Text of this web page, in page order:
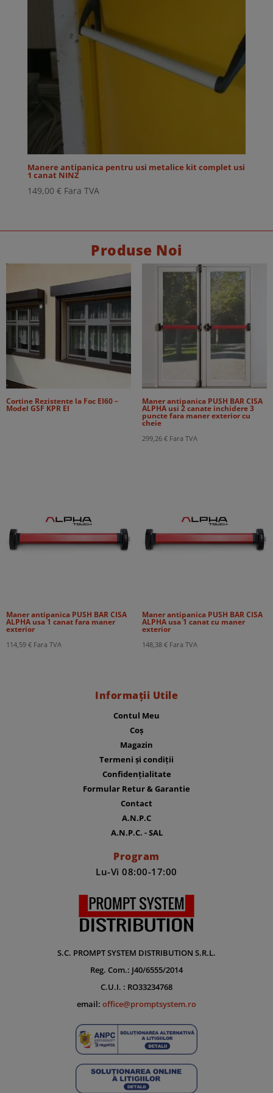
Manere antipanica pentru usi metalice kit complet usi
1 canat NINZ
149,00 € Fara TVA
Produse Noi
Cortine Rezistente la Foc EI60 –
Model GSF KPR EI
Maner antipanica PUSH BAR CISA
ALPHA usi 2 canate inchidere 3
puncte fara maner exterior cu
cheie
299,26 € Fara TVA
Maner antipanica PUSH BAR CISA
ALPHA usa 1 canat fara maner
exterior
114,59 € Fara TVA
Maner antipanica PUSH BAR CISA
ALPHA usa 1 canat cu maner
exterior
148,38 € Fara TVA
Informații Utile
Contul Meu
Coș
Magazin
Termeni și condiții
Confidențialitate
Formular Retur & Garantie
Contact
A.N.P.C
A.N.P.C. - SAL
Program
Lu-Vi 08:00-17:00
S.C. PROMPT SYSTEM DISTRIBUTION S.R.L.
Reg. Com.: J40/6555/2014
C.U.I. : RO33234768
email: office@promptsystem.ro